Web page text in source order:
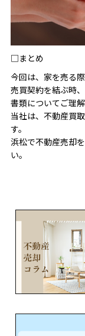
□まとめ
今回は、家を売る
売買契約を結ぶ時
書類についてご理
当社は、不動産買
す。
浜松で不動産売却
い。